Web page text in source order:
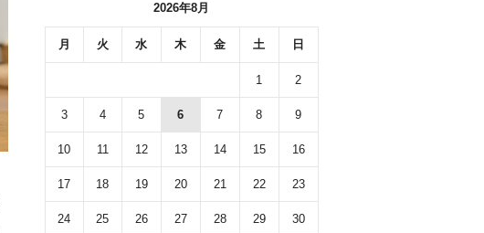
2026年8月
月 火 水 木 金 土 日
1 2
3 4 5 6 7 8 9
10 11 12 13 14 15 16
17 18 19 20 21 22 23
24 25 26 27 28 29 30